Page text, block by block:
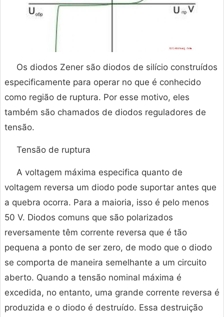
Os diodos Zener são diodos de silício construídos
especificamente para operar no que é conhecido
como região de ruptura. Por esse motivo, eles
também são chamados de diodos reguladores de
tensão.
Tensão de ruptura
A voltagem máxima especifica quanto de
voltagem reversa um diodo pode suportar antes que
a quebra ocorra. Para a maioria, isso é pelo menos
50 V. Diodos comuns que são polarizados
reversamente têm corrente reversa que é tão
pequena a ponto de ser zero, de modo que o diodo
se comporta de maneira semelhante a um circuito
aberto. Quando a tensão nominal máxima é
excedida, no entanto, uma grande corrente reversa é
produzida e o diodo é destruído. Essa destruição